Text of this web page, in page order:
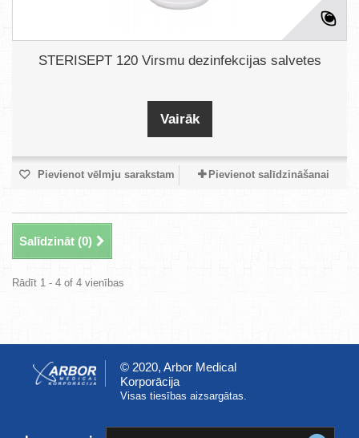
STERISEPT 120 Virsmu dezinfekcijas salvetes
Vairāk
Pievienot vēlmju sarakstam Pievienot salīdzināšanai
Salīdzināt (0)
Rādīt 1 - 4 of 4 vienības
© 2020, Arbor Medical
Korporācija
Visas tiesības aizsargātas.